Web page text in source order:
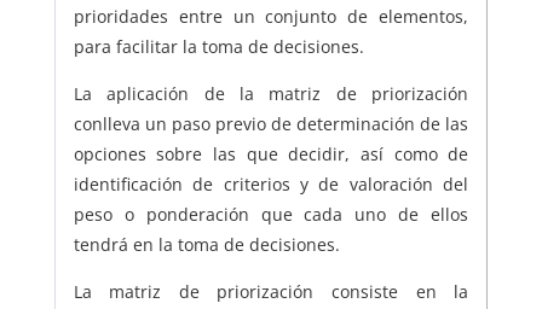
prioridades entre un conjunto de elementos,
para facilitar la toma de decisiones.
La aplicación de la matriz de priorización
conlleva un paso previo de determinación de las
opciones sobre las que decidir, así como de
identificación de criterios y de valoración del
peso o ponderación que cada uno de ellos
tendrá en la toma de decisiones.
La matriz de priorización consiste en la